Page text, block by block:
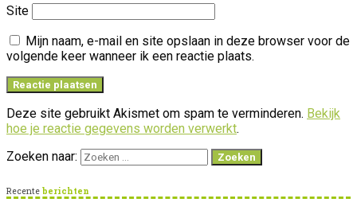
Site
Mijn naam, e-mail en site opslaan in deze browser voor de
volgende keer wanneer ik een reactie plaats.
Deze site gebruikt Akismet om spam te verminderen. Bekijk
hoe je reactie gegevens worden verwerkt.
Zoeken naar:
Recente berichten